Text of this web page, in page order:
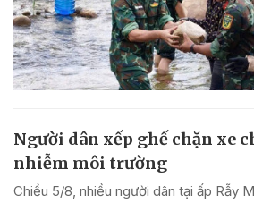
Người dân xếp ghế chặn xe
nhiễm môi trường
Chiều 5/8, nhiều người dân tại ấp Rẫy